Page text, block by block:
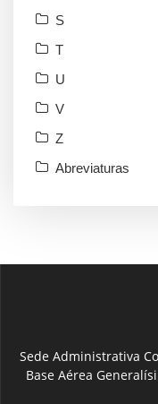
S
T
U
V
Z
Abreviaturas
Sede Administrativa
Base Aérea